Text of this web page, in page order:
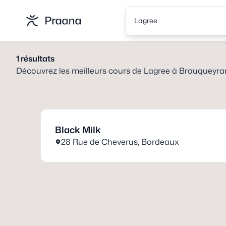
Lagree
1résultats
Découvrez les meilleurs cours de Lagree à
Black Milk
28 Rue de Cheverus, Bordeaux